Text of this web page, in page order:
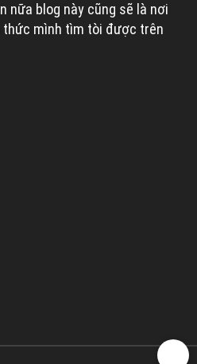
nữa blog này cũng sẽ là nơi
thức mình tìm tòi được trên